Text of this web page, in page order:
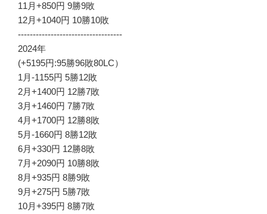
11月+850円 9勝9敗
12月+1040円 10勝10敗
-----------------------------------
2024年
(+5195円:95勝96敗80LC）
1月-1155円 5勝12敗
2月+1400円 12勝7敗
3月+1460円 7勝7敗
4月+1700円 12勝8敗
5月-1660円 8勝12敗
6月+330円 12勝8敗
7月+2090円 10勝8敗
8月+935円 8勝9敗
9月+275円 5勝7敗
10月+395円 8勝7敗